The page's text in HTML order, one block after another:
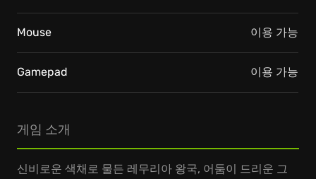
게임 소개
신비로운 색채로 물든 레무리아 왕국, 어둠이 드리운 그
Mouse 이용 가능
Gamepad 이용 가능